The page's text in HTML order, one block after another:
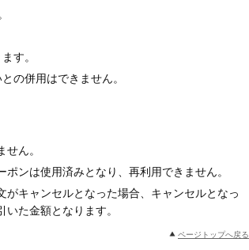
す。
の併用はできません。
ん。
ンは使用済みとなり、再利用できません。
キャンセルとなった場合、キャンセルとなっ
た金額となります。
ページトップへ戻る